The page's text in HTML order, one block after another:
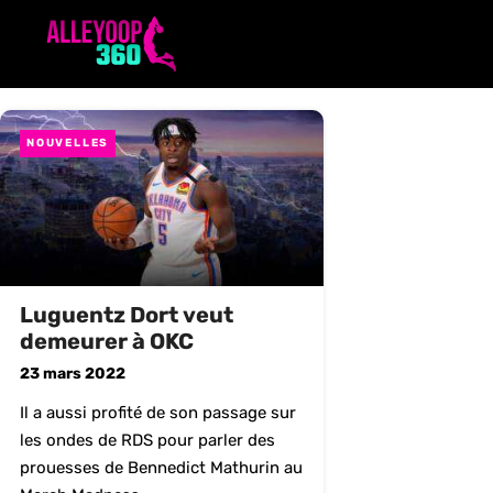
NOUVELLES
Luguentz Dort veut
demeurer à OKC
23 mars 2022
Il a aussi profité de son passage sur
les ondes de RDS pour parler des
prouesses de Bennedict Mathurin au